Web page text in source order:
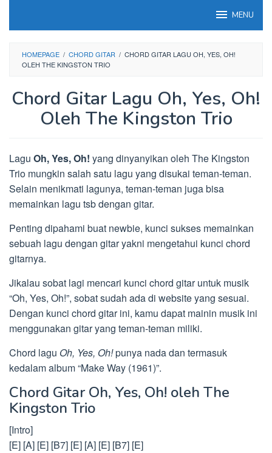
MENU
HOMEPAGE / CHORD GITAR / CHORD GITAR LAGU OH, YES, OH!
OLEH THE KINGSTON TRIO
Chord Gitar Lagu Oh, Yes, Oh!
Oleh The Kingston Trio
Lagu Oh, Yes, Oh! yang dinyanyikan oleh The Kingston
Trio mungkin salah satu lagu yang disukai teman-teman.
Selain menikmati lagunya, teman-teman juga bisa
memainkan lagu tsb dengan gitar.
Penting dipahami buat newbie, kunci sukses memainkan
sebuah lagu dengan gitar yakni mengetahui kunci chord
gitarnya.
Jikalau sobat lagi mencari kunci chord gitar untuk musik
“Oh, Yes, Oh!”, sobat sudah ada di website yang sesuai.
Dengan kunci chord gitar ini, kamu dapat mainin musik ini
menggunakan gitar yang teman-teman miliki.
Chord lagu Oh, Yes, Oh!punya nada dan termasuk
kedalam album “Make Way (1961)”.
Chord Gitar Oh, Yes, Oh! oleh The
Kingston Trio
[Intro]
[E] [A] [E] [B7] [E] [A] [E] [B7] [E]